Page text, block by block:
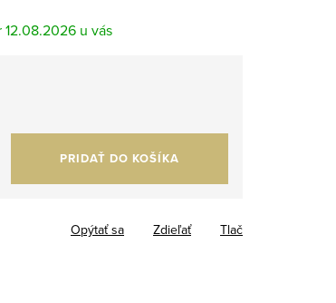
12.08.2026
PRIDAŤ DO KOŠÍKA
Tlač
Opýtať sa Zdieľať